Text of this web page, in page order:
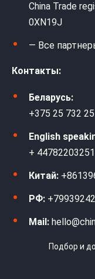
China Trade
0XN19J
— Все
Контакты:
Беларусь:
+375 25 732
English
+
Китай:
РФ:
Mail:
Подбор и